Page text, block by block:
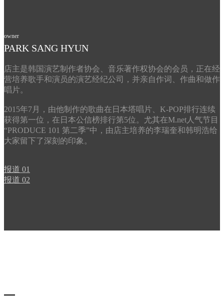
owner
PARK SANG HYUN
店主是韩国演艺制作者协会、音乐著作权协会的会员，正在经
营培养歌手和演员的演艺经纪公司，并亲自作词、作曲和做作
唱片。
2015年7月，由他制作的歌曲在日本塔唱片、K-POP排行连续
获得第一位，在日本公信榜排行第5位。尤其在M.net人气节目
“PRODUCE 101 第二季”中，由店主培养的李瑞奎和韩明浩给
大家留下了深刻的印象。
报道 01
报道 02